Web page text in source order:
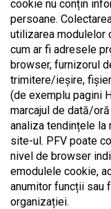
cookie nu conțin
persoane.
utilizarea modulelor
cum ar fi adresele
browser, furnizorul
trimitere/ieșire,
(de exemplu pagini
marcajul de dată/
analiza tendințele la
site-ul. PFV poate
nivel de browser
emodulele cookie,
anumitor funcții sau
organizației.